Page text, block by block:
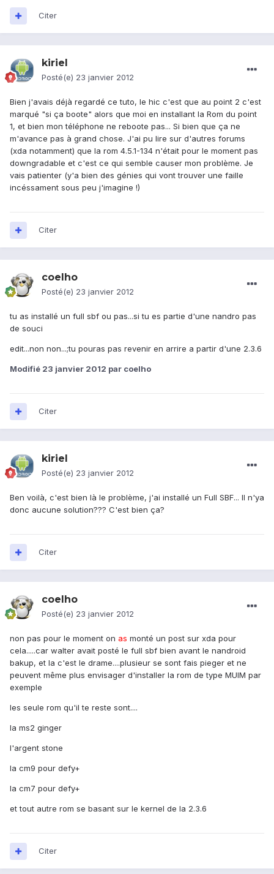
Citer
kiriel
Posté(e) 23 janvier 2012
Bien j'avais déjà regardé ce tuto, le hic c'est que au point 2 c'est
marqué "si ça boote" alors que moi en installant la Rom du point
1, et bien mon téléphone ne reboote pas... Si bien que ça ne
m'avance pas à grand chose. J'ai pu lire sur d'autres forums
(xda notamment) que la rom 4.5.1-134 n'était pour le moment pas
downgradable et c'est ce qui semble causer mon problème. Je
vais patienter (y'a bien des génies qui vont trouver une faille
incéssament sous peu j'imagine !)
Citer
coelho
Posté(e) 23 janvier 2012
tu as installé un full sbf ou pas...si tu es partie d'une nandro pas
de souci
edit...non non...;tu pouras pas revenir en arrire a partir d'une 2.3.6
Modifié 23 janvier 2012 par coelho
Citer
kiriel
Posté(e) 23 janvier 2012
Ben voilà, c'est bien là le problème, j'ai installé un Full SBF... Il n'ya
donc aucune solution??? C'est bien ça?
Citer
coelho
Posté(e) 23 janvier 2012
non pas pour le moment on as monté un post sur xda pour
cela.....car walter avait posté le full sbf bien avant le nandroid
bakup, et la c'est le drame....plusieur se sont fais pieger et ne
peuvent même plus envisager d'installer la rom de type MUIM par
exemple
les seule rom qu'il te reste sont....
la ms2 ginger
l'argent stone
la cm9 pour defy+
la cm7 pour defy+
et tout autre rom se basant sur le kernel de la 2.3.6
Citer